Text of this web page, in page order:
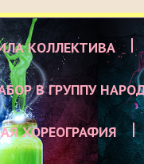
КОЛЛЕКТИВА
В ГРУППУ
ХОРЕОГРАФИЯ